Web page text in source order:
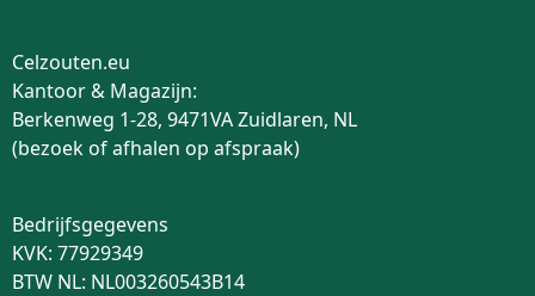
Celzouten.eu
Kantoor & Magazijn:
Berkenweg 1-28, 9471VA Zuidlaren, NL
(bezoek of afhalen op afspraak)
Bedrijfsgegevens
KVK: 77929349
BTW NL: NL003260543B14